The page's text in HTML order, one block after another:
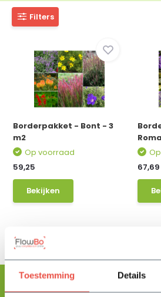
Toestemming Details
Filters
Borderpakket - Bont - 3
m2
Op voorraad
59,25
Bekijken
67,69